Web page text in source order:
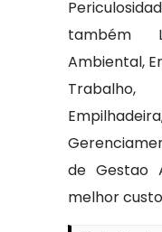
também
Ambiental,
de Gestao
melhor